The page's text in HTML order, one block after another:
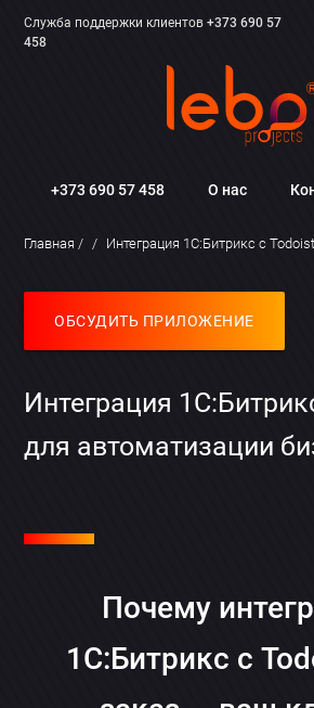
Служба поддержки клиентов+373 690 57
458
+373 690 57 458 О нас
Главная Интеграция 1С:Битрикс с Todoist
ОБСУДИТЬ ПРИЛОЖЕНИЕ
Интеграция
для автоматизации
Почему
1С:Битрикс с